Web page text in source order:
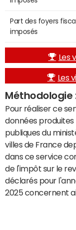
Part des foyers
imposés
Les
Les
Méthodologie
Pour réaliser ce
données produites
publiques du
villes de France
dans ce service
de l'impôt sur le
déclarés pour
2025 concernent